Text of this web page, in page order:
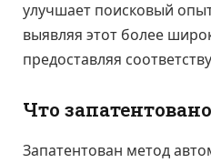
улучшает поисковый
выявляя этот более
предоставляя
Что запатентовано
Запатентован метод